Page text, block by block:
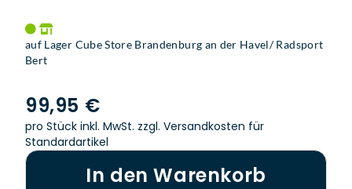
auf Lager Cube Store Brandenburg an der Havel/ Radsport
Bert
99,95 €
pro Stück inkl. MwSt. zzgl. Versandkosten für
Standardartikel
In den Warenkorb